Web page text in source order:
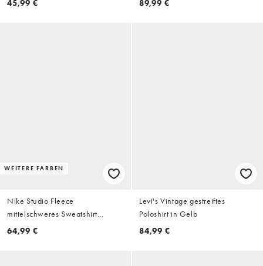
45,99 € 89,99 €
WEITERE FARBEN
Nike Studio Fleece
mittelschweres Sweatshirt
Athletic Dept in Cremeweiß
64,99 €
Levi's Vintage gestreiftes
Poloshirt in Gelb
84,99 €